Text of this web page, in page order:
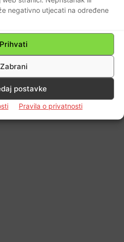
negativno utjecati na određene
Prihvati
Zabrani
postavke
Pravila o privatnosti
Theme by TagDiv